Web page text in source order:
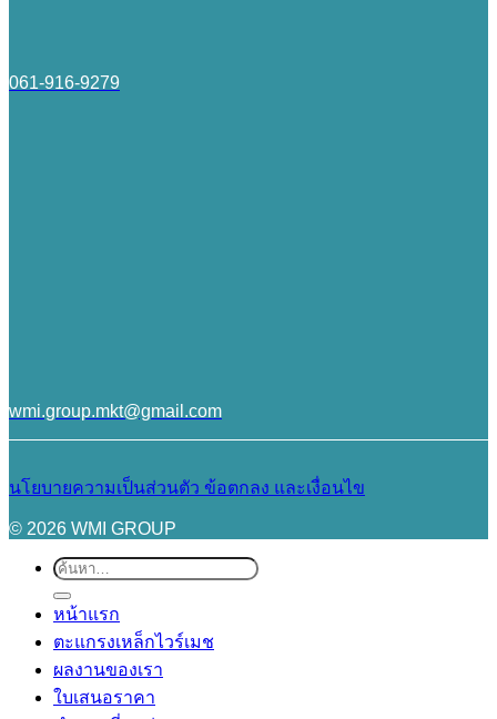
061-916-9279
wmi.group.mkt@gmail.com
นโยบายความเป็นส่วนตัว ข้อตกลง และเงื่อนไข
© 2026 WMI GROUP
ค้นหา:
หน้าแรก
ตะแกรงเหล็กไวร์เมช
ผลงานของเรา
ใบเสนอราคา